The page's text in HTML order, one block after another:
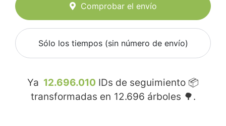
Comprobar el envío
Sólo los tiempos (sin número de envío)
Ya 12.696.010 IDs de seguimiento 📦
transformadas en 12.696 árboles 🌳.